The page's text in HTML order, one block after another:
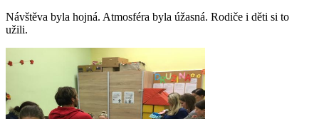
Návštěva byla hojná. Atmosféra byla úžasná. Rodiče i děti si to
užili.